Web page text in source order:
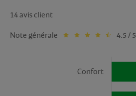
14 avis client
Note générale 4.5 / 5
Confort